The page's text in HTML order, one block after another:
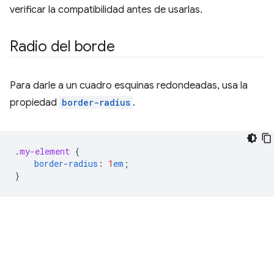
verificar la compatibilidad antes de usarlas.
Radio del borde
Para darle a un cuadro esquinas redondeadas, usa la
propiedad border-radius .
.my-element {
border-radius : 1 em ;
}